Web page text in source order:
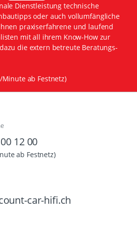
Dienstleistung technische
oder auch vollumfängliche
praxiserfahrene und laufend
mit all ihrem Know-How zur
die extern betreute Beratungs-
Minute ab Festnetz)
12 00
ab Festnetz)
car-hifi.ch